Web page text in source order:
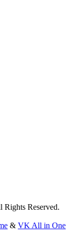
Reserved.
& VK All in One